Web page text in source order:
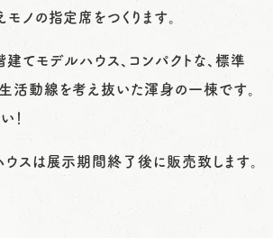
ノの指定席をつくります。
てモデルハウス、コンパクトな、標準
活動線を考え抜いた渾身の一棟です。
！
スは展示期間終了後に販売致します。